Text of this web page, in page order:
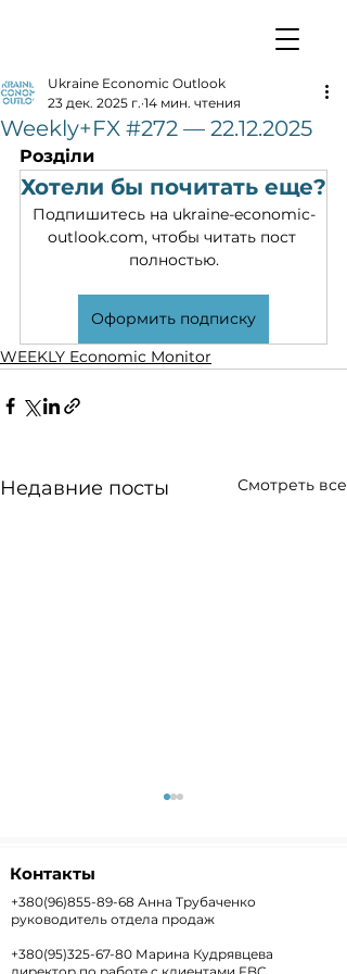
Weekly+FX #272 — 22.12.2025
Ukraine Economic Outlook
23 дек. 2025 г. 14 мин. чтения
Розділи
Хотели бы почитать еще?
Подпишитесь на ukraine-economic-
outlook.com, чтобы читать пост
полностью.
Оформить подписку
WEEKLY Economic Monitor
Недавние посты Смотреть все
Контакты
+380(96)855-89-68 Анна Трубаченко
руководитель отдела продаж
+380(95)325-67-80 Марина Кудрявцева